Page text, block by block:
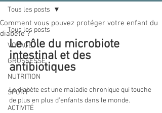
Tous les posts
VOYAGE
GROSSESSE
NUTRITION
SPORT
ACTIVITÉ
Tous les posts
Comment vous pouvez protéger votre enfant du
diabète ?
Le rôle du microbiote
intestinal et des
antibiotiques
Le diabète est une maladie chronique qui touche
de plus en plus d’enfants dans le monde.